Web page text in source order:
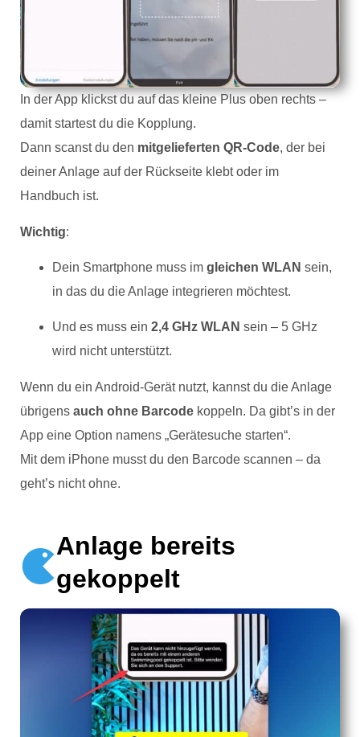
In der App klickst du auf das kleine Plus oben rechts –
damit startest du die Kopplung.
Dann scanst du den mitgelieferten QR-Code, der bei
deiner Anlage auf der Rückseite klebt oder im
Handbuch ist.
Wichtig:
Dein Smartphone muss im gleichen WLAN sein,
in das du die Anlage integrieren möchtest.
Und es muss ein 2,4 GHz WLAN sein – 5 GHz
wird nicht unterstützt.
Wenn du ein Android-Gerät nutzt, kannst du die Anlage
übrigens auch ohne Barcode koppeln. Da gibt’s in der
App eine Option namens „Gerätesuche starten“.
Mit dem iPhone musst du den Barcode scannen – da
geht’s nicht ohne.
Anlage bereits
gekoppelt